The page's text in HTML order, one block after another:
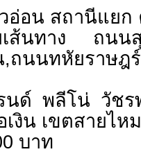
อ่อน สถานีแยก
เส้นทาง ถน
ถนนทหัยราษฎร์
นด์ พลีโน่ วัช
งิน เขตสายไห
บาท